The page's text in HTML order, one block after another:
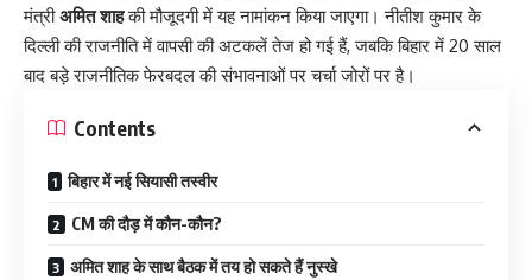
मंत्रीअमित शाहकी मौजूदगी में यह नामांकन किया जाएगा। नीतीश कुमार के
दिल्ली की राजनीति में वापसी की अटकलें तेज हो गई हैं, जबकि बिहार में 20 साल
बाद बड़े राजनीतिक फेरबदल की संभावनाओं पर चर्चा जोरों पर है।
Contents
बिहार में नई सियासी तस्वीर
CM की दौड़ में कौन-कौन?
अमित शाह के साथ बैठक में तय हो सकते हैं नुस्खे